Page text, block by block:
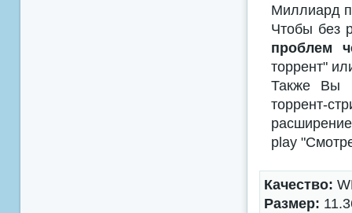
Миллиард
Чтобы без
проблем
торрент"
Также Вы
торрент-
play
Качество:
Размер: